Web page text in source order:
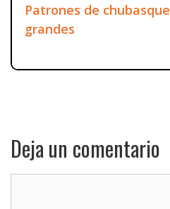
Patrones de
grandes
Deja un comentario